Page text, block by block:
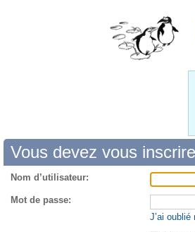
Vous devez vous
Nom d’utilisateur:
Mot de passe:
J’ai